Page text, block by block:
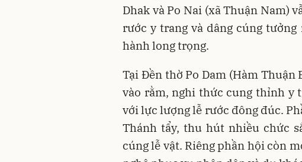
Dhak và Po Nai (xã Thuận Nam)
rước y trang và dâng cúng
hành long trọng.
Tại Đền thờ Po Dam (Hàm
vào rằm, nghi thức cung thỉnh y
với lực lượng lễ rước đông đúc.
Thánh tẩy, thu hút nhiều chức
cúng lễ vật. Riêng phần hội còn